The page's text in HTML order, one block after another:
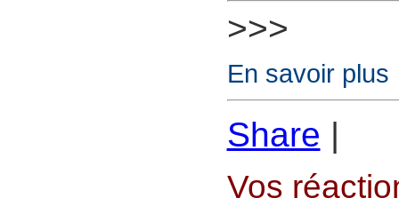
>>>
En savoir plus
Share |
Vos